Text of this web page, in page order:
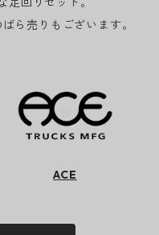
ら売りもございます。
ACE